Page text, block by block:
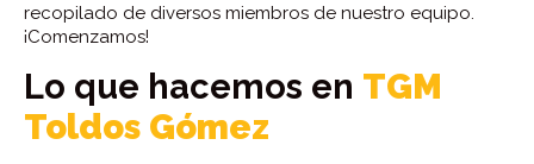
recopilado de diversos miembros de nuestro equipo.
¡Comenzamos!
Lo que hacemos en TGM
Toldos Gómez